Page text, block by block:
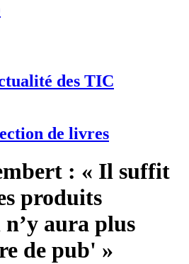
des TIC
de livres
: « Il suffit
produits
aura plus
de pub' »